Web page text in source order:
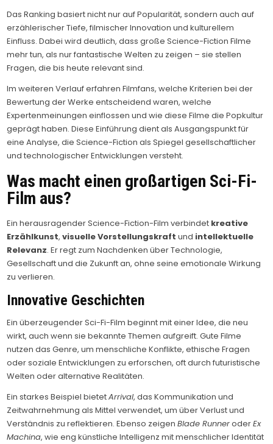
Das Ranking basiert nicht nur auf Popularität, sondern auch auf
erzählerischer Tiefe, filmischer Innovation und kulturellem
Einfluss. Dabei wird deutlich, dass große Science-Fiction Filme
mehr tun, als nur fantastische Welten zu zeigen – sie stellen
Fragen, die bis heute relevant sind.
Im weiteren Verlauf erfahren Filmfans, welche Kriterien bei der
Bewertung der Werke entscheidend waren, welche
Expertenmeinungen einflossen und wie diese Filme die Popkultur
geprägt haben. Diese Einführung dient als Ausgangspunkt für
eine Analyse, die Science-Fiction als Spiegel gesellschaftlicher
und technologischer Entwicklungen versteht.
Was macht einen großartigen Sci-Fi-
Film aus?
Ein herausragender Science-Fiction-Film verbindet kreative
Erzählkunst,visuelle Vorstellungskraft und intellektuelle
Relevanz. Er regt zum Nachdenken über Technologie,
Gesellschaft und die Zukunft an, ohne seine emotionale Wirkung
zu verlieren.
Innovative Geschichten
Ein überzeugender Sci-Fi-Film beginnt mit einer Idee, die neu
wirkt, auch wenn sie bekannte Themen aufgreift. Gute Filme
nutzen das Genre, um menschliche Konflikte, ethische Fragen
oder soziale Entwicklungen zu erforschen, oft durch futuristische
Welten oder alternative Realitäten.
Ein starkes Beispiel bietetArrival, das Kommunikation und
Zeitwahrnehmung als Mittel verwendet, um über Verlust und
Verständnis zu reflektieren. Ebenso zeigenBlade RunneroderEx
Machina, wie eng künstliche Intelligenz mit menschlicher Identität